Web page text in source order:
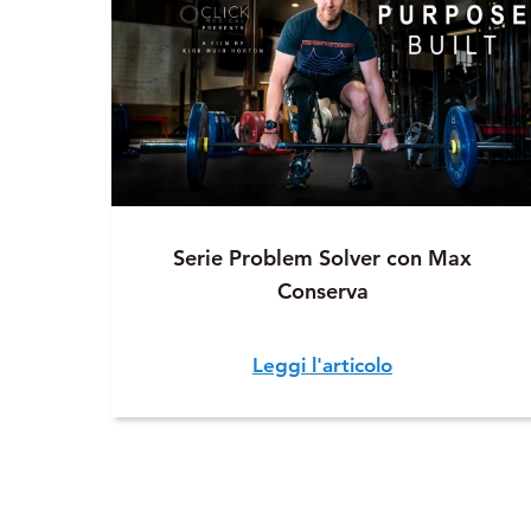
Serie Problem Solver con Max
Conserva
Leggi l'articolo